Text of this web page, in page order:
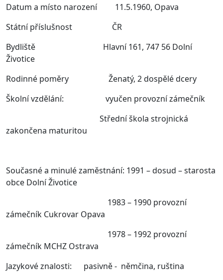
Datum a místo narození 11.5.1960, Opava
Státní příslušnost ČR
Bydliště Hlavní 161, 747 56 Dolní
Životice
Rodinné poměry Ženatý, 2 dospělé dcery
Školní vzdělání: vyučen provozní zámečník
Střední škola strojnická
zakončena maturitou
Současné a minulé zaměstnání: 1991 – dosud – starosta
obce Dolní Životice
1983 – 1990 provozní
zámečník Cukrovar Opava
1978 – 1992 provozní
zámečník MCHZ Ostrava
Jazykové znalosti: pasivně - němčina, ruština